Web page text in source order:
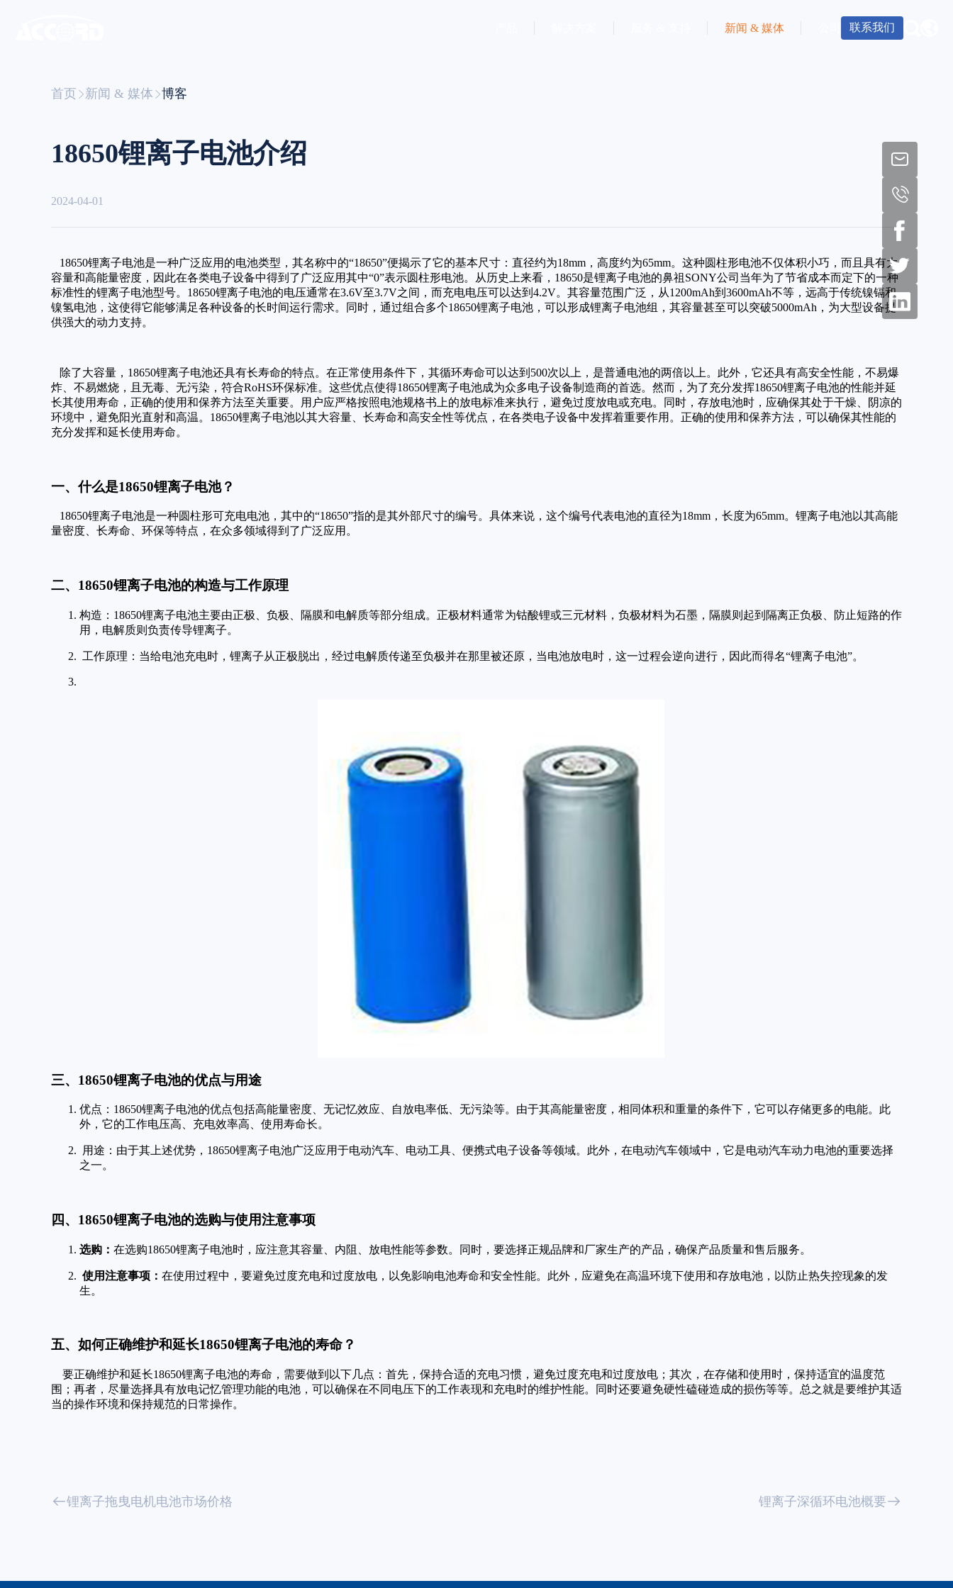
新闻 & 媒体 联系我们
首页 新闻 & 媒体 博客
18650锂离子电池介绍
2024-04-01
18650锂离子电池是一种广泛应用的电池类型，其名称中的“18650”便揭示了它的基本尺寸：直径约为18mm，高度约为65mm。这种圆柱形电池不仅体积小巧，而且具有大
容量和高能量密度，因此在各类电子设备中得到了广泛应用其中“0”表示圆柱形电池。从历史上来看，18650是锂离子电池的鼻祖SONY公司当年为了节省成本而定下的一种
标准性的锂离子电池型号。18650锂离子电池的电压通常在3.6V至3.7V之间，而充电电压可以达到4.2V。其容量范围广泛，从1200mAh到3600mAh不等，远高于传统镍镉和
镍氢电池，这使得它能够满足各种设备的长时间运行需求。同时，通过组合多个18650锂离子电池，可以形成锂离子电池组，其容量甚至可以突破5000mAh，为大型设备提
供强大的动力支持。
除了大容量，18650锂离子电池还具有长寿命的特点。在正常使用条件下，其循环寿命可以达到500次以上，是普通电池的两倍以上。此外，它还具有高安全性能，不易爆
炸、不易燃烧，且无毒、无污染，符合RoHS环保标准。这些优点使得18650锂离子电池成为众多电子设备制造商的首选。然而，为了充分发挥18650锂离子电池的性能并延
长其使用寿命，正确的使用和保养方法至关重要。用户应严格按照电池规格书上的放电标准来执行，避免过度放电或充电。同时，存放电池时，应确保其处于干燥、阴凉的
环境中，避免阳光直射和高温。18650锂离子电池以其大容量、长寿命和高安全性等优点，在各类电子设备中发挥着重要作用。正确的使用和保养方法，可以确保其性能的
充分发挥和延长使用寿命。
一、什么是18650锂离子电池？
18650锂离子电池是一种圆柱形可充电电池，其中的“18650”指的是其外部尺寸的编号。具体来说，这个编号代表电池的直径为18mm，长度为65mm。锂离子电池以其高能
量密度、长寿命、环保等特点，在众多领域得到了广泛应用。
二、18650锂离子电池的构造与工作原理
构造：18650锂离子电池主要由正极、负极、隔膜和电解质等部分组成。正极材料通常为钴酸锂或三元材料，负极材料为石墨，隔膜则起到隔离正负极、防止短路的作
用，电解质则负责传导锂离子。
工作原理：当给电池充电时，锂离子从正极脱出，经过电解质传递至负极并在那里被还原，当电池放电时，这一过程会逆向进行，因此而得名“锂离子电池”。
三、18650锂离子电池的优点与用途
优点：18650锂离子电池的优点包括高能量密度、无记忆效应、自放电率低、无污染等。由于其高能量密度，相同体积和重量的条件下，它可以存储更多的电能。此
外，它的工作电压高、充电效率高、使用寿命长。
用途：由于其上述优势，18650锂离子电池广泛应用于电动汽车、电动工具、便携式电子设备等领域。此外，在电动汽车领域中，它是电动汽车动力电池的重要选择
之一。
四、18650锂离子电池的选购与使用注意事项
选购： 在选购18650锂离子电池时，应注意其容量、内阻、放电性能等参数。同时，要选择正规品牌和厂家生产的产品，确保产品质量和售后服务。
使用注意事项： 在使用过程中，要避免过度充电和过度放电，以免影响电池寿命和安全性能。此外，应避免在高温环境下使用和存放电池，以防止热失控现象的发
生。
五、如何正确维护和延长18650锂离子电池的寿命？
要正确维护和延长18650锂离子电池的寿命，需要做到以下几点：首先，保持合适的充电习惯，避免过度充电和过度放电；其次，在存储和使用时，保持适宜的温度范
围；再者，尽量选择具有放电记忆管理功能的电池，可以确保在不同电压下的工作表现和充电时的维护性能。同时还要避免硬性磕碰造成的损伤等等。总之就是要维护其适
当的操作环境和保持规范的日常操作。
锂离子拖曳电机电池市场价格 锂离子深循环电池概要